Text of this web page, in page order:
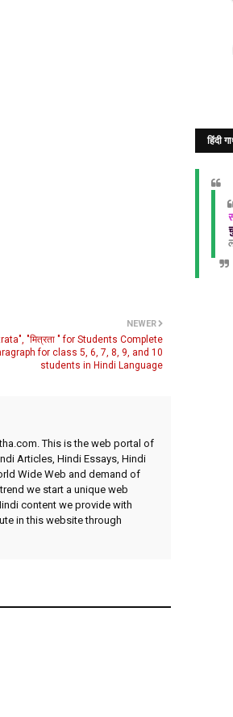
NEWER
"मित्रता " for Students Complete
for class 5, 6, 7, 8, 9, and 10
students in Hindi Language
This is the web portal of
Articles, Hindi Essays, Hindi
Wide Web and demand of
we start a unique web
content we provide with
in this website through
हिंदी